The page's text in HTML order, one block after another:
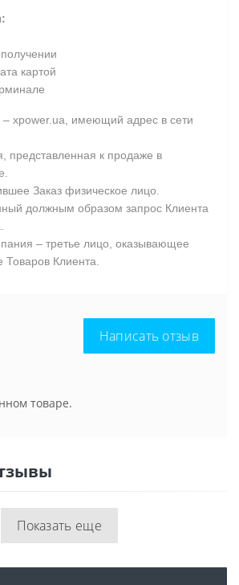
картой
– xpower.ua, имеющий адрес в сети
представленная к продаже в
Заказ физическое лицо.
должным образом запрос Клиента
– третье лицо, оказывающее
Товаров Клиента.
Написать отзыв
товаре.
Показать еще